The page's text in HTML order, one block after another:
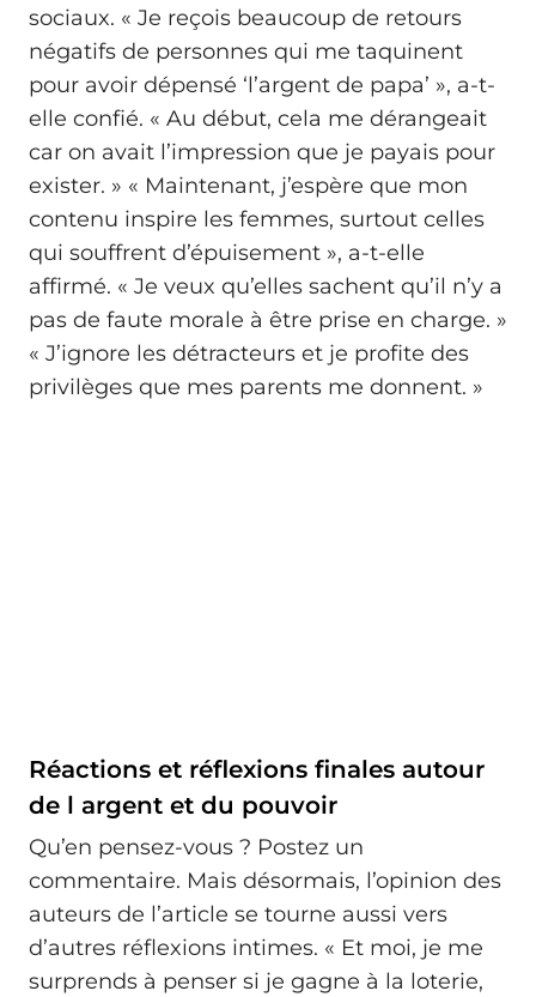
sociaux. « Je reçois beaucoup de retours
négatifs de personnes qui me taquinent
pour avoir dépensé ‘l’argent de papa’ », a-t-
elle confié. « Au début, cela me dérangeait
car on avait l’impression que je payais pour
exister. » « Maintenant, j’espère que mon
contenu inspire les femmes, surtout celles
qui souffrent d’épuisement », a-t-elle
affirmé. « Je veux qu’elles sachent qu’il n’y a
pas de faute morale à être prise en charge. »
« J’ignore les détracteurs et je profite des
privilèges que mes parents me donnent. »
Réactions et réflexions finales autour
de l argent et du pouvoir
Qu’en pensez-vous ? Postez un
commentaire. Mais désormais, l’opinion des
auteurs de l’article se tourne aussi vers
d’autres réflexions intimes. « Et moi, je me
surprends à penser si je gagne à la loterie,